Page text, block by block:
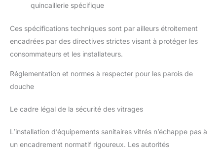
quincaillerie spécifique
Ces spécifications techniques sont par ailleurs étroitement
encadrées par des directives strictes visant à protéger les
consommateurs et les installateurs.
Réglementation et normes à respecter pour les parois de
douche
Le cadre légal de la sécurité des vitrages
L’installation d’équipements sanitaires vitrés n’échappe pas à
un encadrement normatif rigoureux. Les autorités